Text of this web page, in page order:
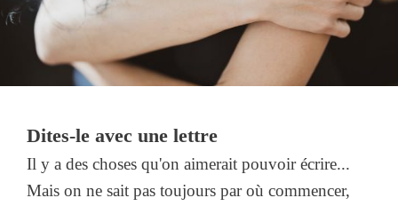
Dites-le avec une lettre
Il y a des choses qu'on aimerait pouvoir écrire...
Mais on ne sait pas toujours par où commencer,